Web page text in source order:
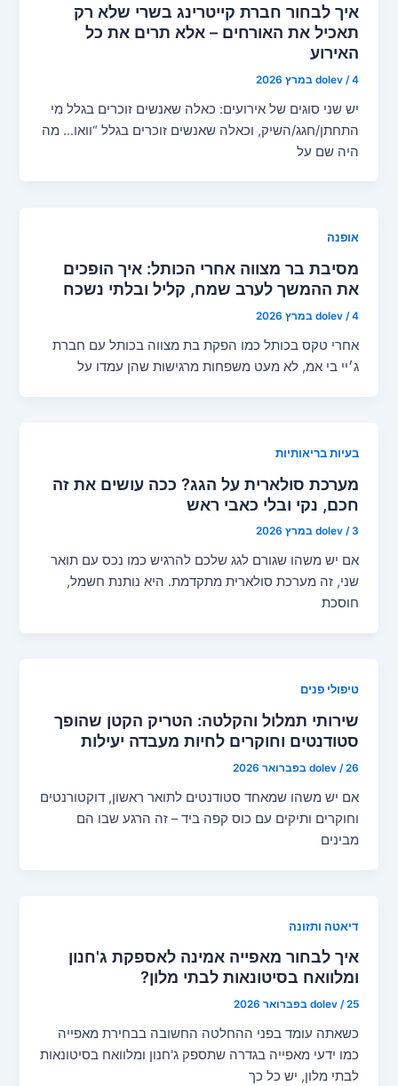
איך לבחור חברת קייטרינג בשרי שלא רק
תאכיל את האורחים – אלא תרים את כל
האירוע
dolev /4 במרץ 2026
יש שני סוגים של אירועים: כאלה שאנשים זוכרים בגלל מי
התחתן/חגג/השיק, וכאלה שאנשים זוכרים בגלל “וואו… מה
היה שם על
אופנה
מסיבת בר מצווה אחרי הכותל: איך הופכים
את ההמשך לערב שמח, קליל ובלתי נשכח
dolev /4 במרץ 2026
אחרי טקס בכותל כמו הפקת בת מצווה בכותל עם חברת
ג׳יי בי אמ, לא מעט משפחות מרגישות שהן עמדו על
בעיות בריאותיות
מערכת סולארית על הגג? ככה עושים את זה
חכם, נקי ובלי כאבי ראש
dolev /3 במרץ 2026
אם יש משהו שגורם לגג שלכם להרגיש כמו נכס עם תואר
שני, זה מערכת סולארית מתקדמת. היא נותנת חשמל,
חוסכת
טיפולי פנים
שירותי תמלול והקלטה: הטריק הקטן שהופך
סטודנטים וחוקרים לחיות מעבדה יעילות
dolev /26 בפברואר 2026
אם יש משהו שמאחד סטודנטים לתואר ראשון, דוקטורנטים
וחוקרים ותיקים עם כוס קפה ביד – זה הרגע שבו הם
מבינים
דיאטה ותזונה
איך לבחור מאפייה אמינה לאספקת ג'חנון
ומלוואח בסיטונאות לבתי מלון?
dolev /25 בפברואר 2026
כשאתה עומד בפני ההחלטה החשובה בבחירת מאפייה
כמו ידעי מאפייה בגדרה שתספק ג'חנון ומלוואח בסיטונאות
לבתי מלון, יש כל כך